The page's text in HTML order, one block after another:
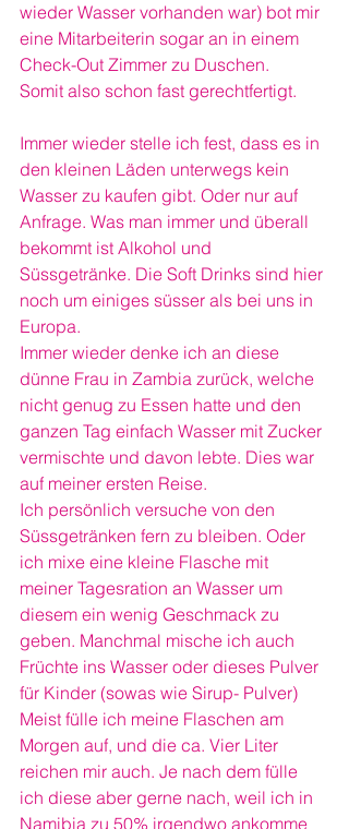
wieder Wasser vorhanden war) bot mir
eine Mitarbeiterin sogar an in einem
Check-Out Zimmer zu Duschen.
Somit also schon fast gerechtfertigt.
Immer wieder stelle ich fest, dass es in
den kleinen Läden unterwegs kein
Wasser zu kaufen gibt. Oder nur auf
Anfrage. Was man immer und überall
bekommt ist Alkohol und
Süssgetränke. Die Soft Drinks sind hier
noch um einiges süsser als bei uns in
Europa.
Immer wieder denke ich an diese
dünne Frau in Zambia zurück, welche
nicht genug zu Essen hatte und den
ganzen Tag einfach Wasser mit Zucker
vermischte und davon lebte. Dies war
auf meiner ersten Reise.
Ich persönlich versuche von den
Süssgetränken fern zu bleiben. Oder
ich mixe eine kleine Flasche mit
meiner Tagesration an Wasser um
diesem ein wenig Geschmack zu
geben. Manchmal mische ich auch
Früchte ins Wasser oder dieses Pulver
für Kinder (sowas wie Sirup- Pulver)
Meist fülle ich meine Flaschen am
Morgen auf, und die ca. Vier Liter
reichen mir auch. Je nach dem fülle
ich diese aber gerne nach, weil ich in
Namibia zu 50% irgendwo ankomme